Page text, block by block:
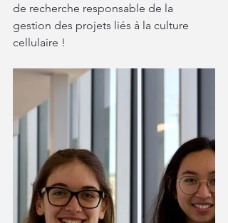
de recherche responsable de la
gestion des projets liés à la culture
cellulaire !